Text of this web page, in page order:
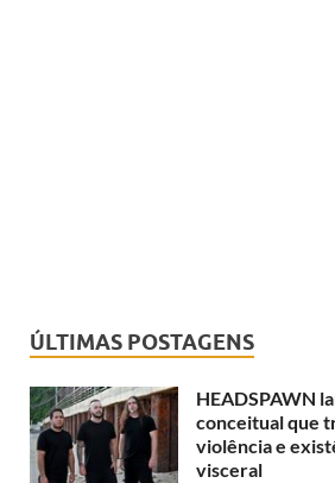
ÚLTIMAS POSTAGENS
HEADSPAWN
conceitual que
violência e
visceral